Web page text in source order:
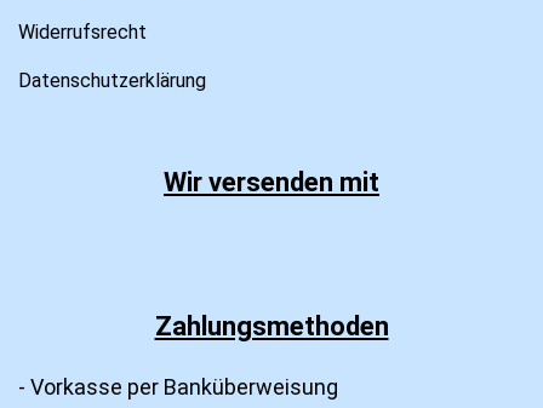
Widerrufsrecht
Datenschutzerklärung
Wir versenden mit
Zahlungsmethoden
- Vorkasse per Banküberweisung